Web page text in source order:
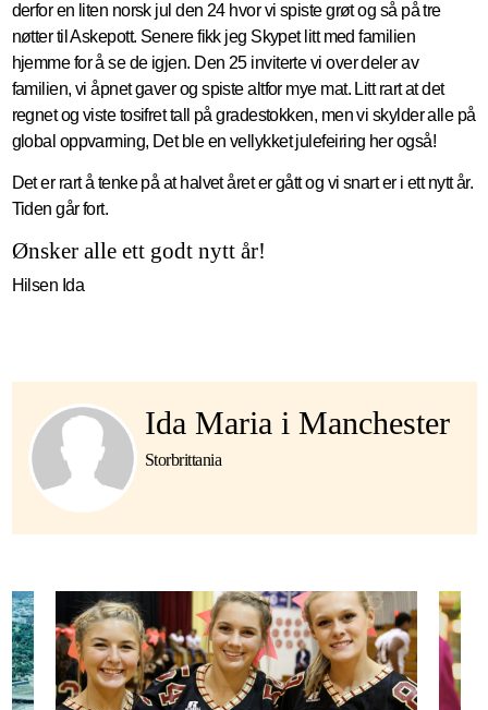
derfor en liten norsk jul den 24 hvor vi spiste grøt og så på tre
nøtter til Askepott. Senere fikk jeg Skypet litt med familien
hjemme for å se de igjen. Den 25 inviterte vi over deler av
familien, vi åpnet gaver og spiste altfor mye mat. Litt rart at det
regnet og viste tosifret tall på gradestokken, men vi skylder alle på
global oppvarming, Det ble en vellykket julefeiring her også!
Det er rart å tenke på at halvet året er gått og vi snart er i ett nytt år.
Tiden går fort.
Ønsker alle ett godt nytt år!
Hilsen Ida
Ida Maria i Manchester
Storbrittania